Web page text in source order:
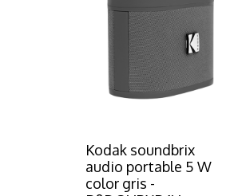
Kodak soundbrix
audio portable 5 W
color gris -